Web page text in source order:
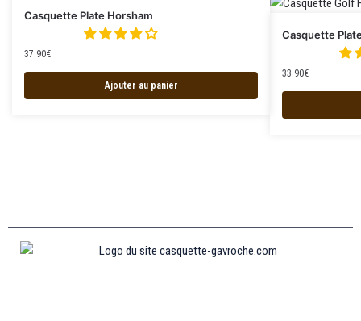
Casquette Plate Horsham
37.90€
Ajouter au panier
Casquette
33.90€